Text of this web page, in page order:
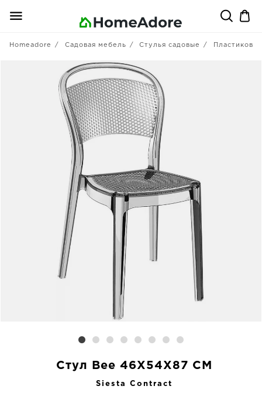
Homeadore Садовая мебель Стулья садовые
Стул Bee 46X54X87 CM
Siesta Contract